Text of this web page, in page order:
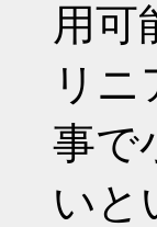
用可
リ
事で
いと